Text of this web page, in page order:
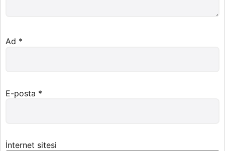
Ad *
E-posta *
İnternet sitesi